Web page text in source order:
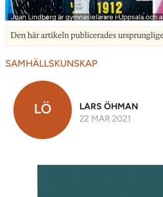
Joan Lindberg är gymnasielärare i Uppsala och
Den här artikeln publicerades
SAMHÄLLSKUNSKAP
LÖ
LARS ÖHMAN
22 MAR 2021